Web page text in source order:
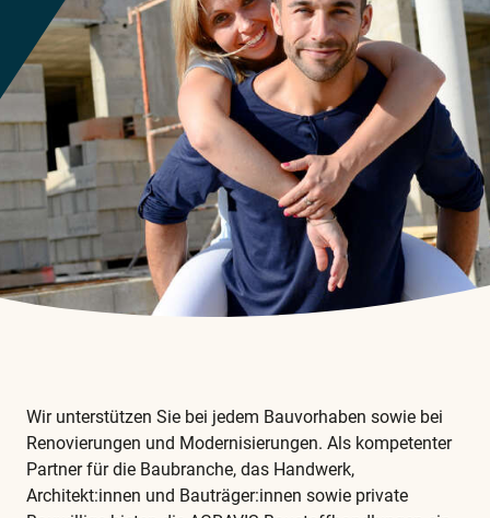
Wir unterstützen Sie bei jedem Bauvorhaben sowie bei
Renovierungen und Modernisierungen. Als kompetenter
Partner für die Baubranche, das Handwerk,
Architekt:innen und Bauträger:innen sowie private